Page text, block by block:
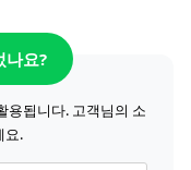
나요?
용됩니다. 고객님의 소
요.